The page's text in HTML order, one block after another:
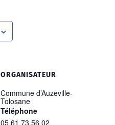
ORGANISATEUR
Commune d’Auzeville-
Tolosane
Téléphone
05 61 73 56 02